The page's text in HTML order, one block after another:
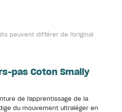
peuvent différer de l'original
pas Coton Smally
de l'apprentissage de la
du mouvement ultraléger en